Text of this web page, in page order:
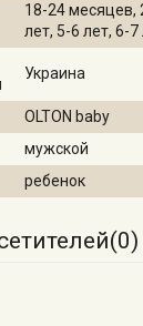
18-24 месяцев,
лет, 5-6 лет, 6-7
Украина
OLTON baby
мужской
ребенок
0)